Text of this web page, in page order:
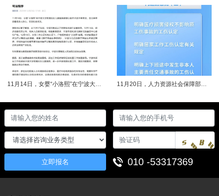
11月14日，女婴“小洛熙”在宁波大学附属妇女儿童医院接受心脏手术后不幸离世，连日来牵动着很多人的心，引发社会关注。记者了解到，从11月17日起，宁波市就成立了调查组并进行全面调查。12月14日，初步调查结果公布，相关人员受到处理。根据家属要求，宁波市委托湖北崇新司法鉴定中心进行尸检。12月19日，在第三方公证机构公证下，尸检报告移交“小洛熙”家属。针对家属就手术治疗过程提出的质疑，根据《医疗事故...... 11月20日，人力资源社会保障部对外发布关于执行《工伤保险条例》若干问题的意见（三），进一步解决工伤保险实践问题，更好保障职工和用人单位合法权益。意见（三）明确职工工伤医疗救治中受到医疗侵权、居家工作、上下班途中发生非本人主要责任交通事故等5类情形工伤认定及认定依据。其中包括：职工因工作原因受到事故伤害或患职业病，在治疗过程中，医疗机构的医疗侵权并不影响原工伤事故或职业病的工伤认定；按照单位安排居......
立即报名 010 -53317369